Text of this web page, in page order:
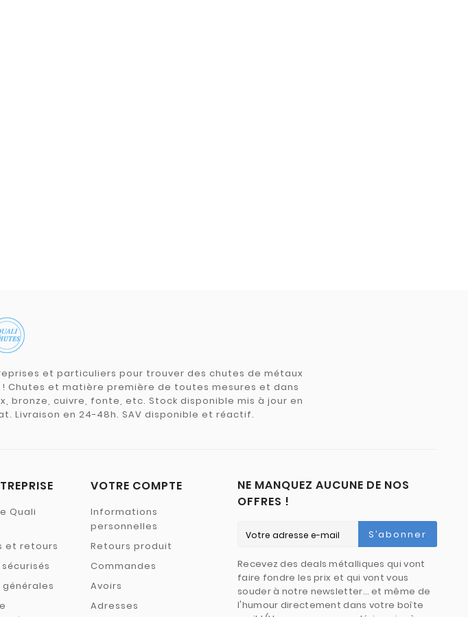
et particuliers pour trouver des chutes de métaux
et matière première de toutes mesures et dans
bronze, cuivre, fonte, etc. Stock disponible mis à jour en
Livraison en 24-48h. SAV disponible et réactif.
Quali
et retours
VOTRE COMPTE
Informations
personnelles
Retours produit
Commandes
Avoirs
Adresses
NE MANQUEZ AUCUNE DE NOS
OFFRES !
S’abonner
Recevez des deals métalliques qui vont
faire fondre les prix et qui vont vous
souder à notre newsletter… et même de
l'humour directement dans votre boîte